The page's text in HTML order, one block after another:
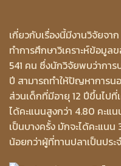
เกี่ยวกับเรื่องนี้มีงานวิจัยจ
ทำการศึกษาวิเคราะห์ข้อมูล
541 คน ซึ่งนักวิจัยพบว่าการ
ปี สามารถทำให้ปัญหาการน
ส่วนเด็กที่มีอายุ 12 ปีขึ้นไปที่
ได้คะแนนสูงกว่า 4.80 คะแ
เป็นบางครั้ง มักจะได้คะแน
น้อยกว่าผู้ที่ทานปลาเป็นประ